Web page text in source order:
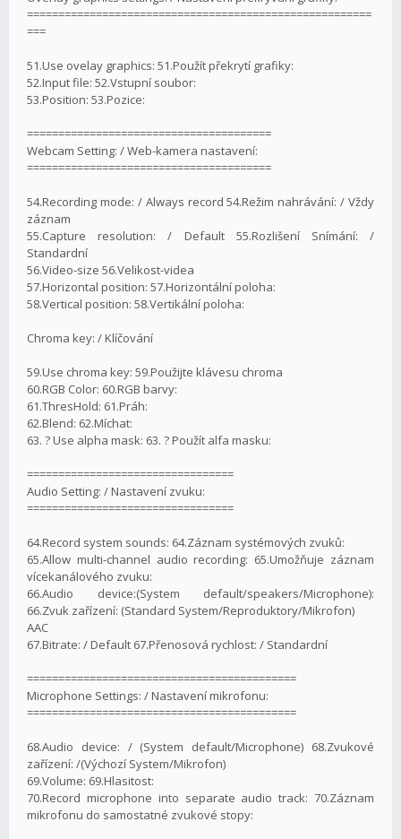
=======================================================
===
51.Use ovelay graphics: 51.Použít překrytí grafiky:
52.Input file: 52.Vstupní soubor:
53.Position: 53.Pozice:
=======================================
Webcam Setting: / Web-kamera nastavení:
=======================================
54.Recording mode: / Always record 54.Režim nahrávání: / Vždy
záznam
55.Capture resolution: / Default 55.Rozlišení Snímání: /
Standardní
56.Video-size 56.Velikost-videa
57.Horizontal position: 57.Horizontální poloha:
58.Vertical position: 58.Vertikální poloha:
Chroma key: / Klíčování
59.Use chroma key: 59.Použijte klávesu chroma
60.RGB Color: 60.RGB barvy:
61.ThresHold: 61.Práh:
62.Blend: 62.Míchat:
63. ? Use alpha mask: 63. ? Použít alfa masku:
=================================
Audio Setting: / Nastavení zvuku:
=================================
64.Record system sounds: 64.Záznam systémových zvuků:
65.Allow multi-channel audio recording: 65.Umožňuje záznam
vícekanálového zvuku:
66.Audio device:(System default/speakers/Microphone):
66.Zvuk zařízení: (Standard System/Reproduktory/Mikrofon)
AAC
67.Bitrate: / Default 67.Přenosová rychlost: / Standardní
===========================================
Microphone Settings: / Nastavení mikrofonu:
===========================================
68.Audio device: / (System default/Microphone) 68.Zvukové
zařízení: /(Výchozí System/Mikrofon)
69.Volume: 69.Hlasitost:
70.Record microphone into separate audio track: 70.Záznam
mikrofonu do samostatné zvukové stopy: